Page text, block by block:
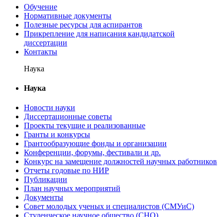
Обучение
Нормативные документы
Полезные ресурсы для аспирантов
Прикрепление для написания кандидатской
диссертации
Контакты
Наука
Наука
Новости науки
Диссертационные советы
Проекты текущие и реализованные
Гранты и конкурсы
Грантообразующие фонды и организации
Конференции, форумы, фестивали и др.
Конкурс на замещение должностей научных работников
Отчеты годовые по НИР
Публикации
План научныx мероприятий
Документы
Совет молодых ученых и специалистов (СМУиС)